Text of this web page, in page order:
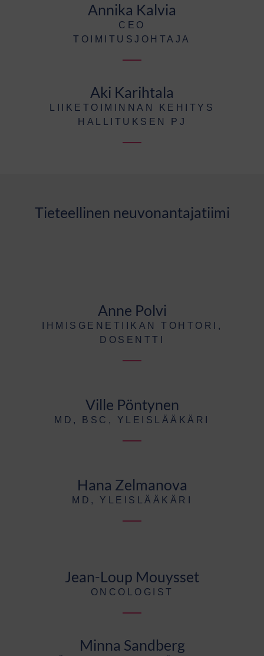
Annika Kalvia
CEO
TOIMITUSJOHTAJA
Aki Karihtala
LIIKETOIMINNAN KEHITYS
HALLITUKSEN PJ
Tieteellinen neuvonantajatiimi
Anne Polvi
IHMISGENETIIKAN TOHTORI,
DOSENTTI
Ville Pöntynen
MD, BSC, YLEISLÄÄKÄRI
Hana Zelmanova
MD, YLEISLÄÄKÄRI
Jean-Loup Mouysset
ONCOLOGIST
Minna Sandberg